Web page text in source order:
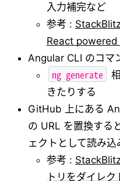
入力補完など
参考 :
React
Angular CLI のコマ
ng generate
きたりする
GitHub 上にある
の URL を置換する
ェクトとして読み
参考 :
トリをダイレ